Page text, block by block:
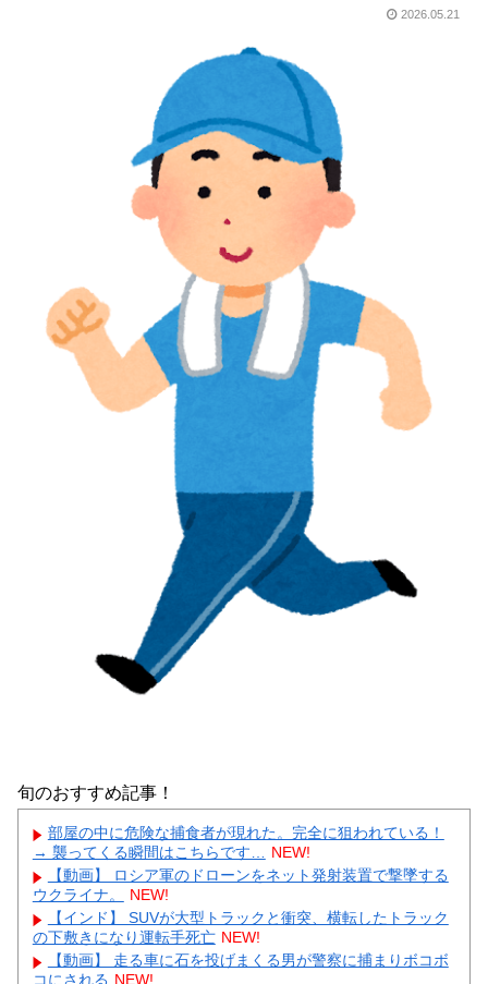
2026.05.21
旬のおすすめ記事！
部屋の中に危険な捕食者が現れた。完全に狙われている！
→ 襲ってくる瞬間はこちらです… NEW!
【動画】 ロシア軍のドローンをネット発射装置で撃墜する
ウクライナ。
NEW!
【インド】 SUVが大型トラックと衝突、横転したトラック
の下敷きになり運転手死亡 NEW!
【動画】 走る車に石を投げまくる男が警察に捕まりボコボ
コにされる NEW!